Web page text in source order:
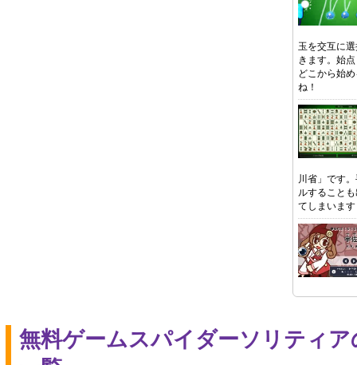
玉を交互に
きます。始
どこから始
ね！
川省」です
ルすること
てしまいます
無料ゲームスパイダーソリティ